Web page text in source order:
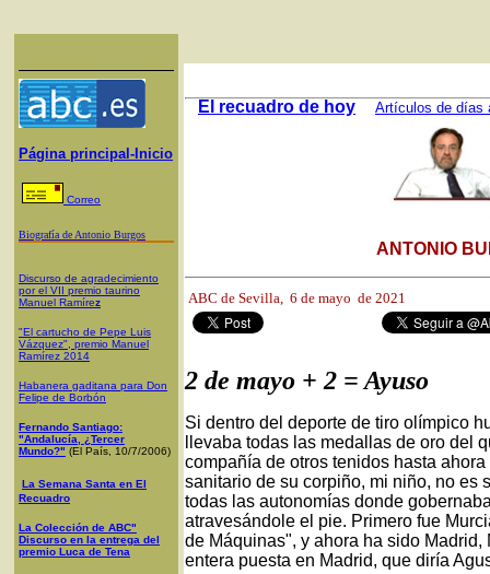
Página principal-Inicio
Correo
Biografía de Antonio Burgos
Discurso de agradecimiento
por el VII premio taurino
Manuel Ramírez
"El cartucho de Pepe Luis
Vázquez", premio Manuel
Ramírez 2014
Habanera gaditana para Don
Felipe de Borbón
Fernando Santiago:
"Andalucía, ¿Tercer
Mundo?" (El País, 10/7/2006)
La Semana Santa en El
Recuadro
La Colección de ABC"
Discurso en la entrega del
premio Luca de Tena
El recuadro de hoy Artículos de días
ANTONIO
ABC de Sevilla, 6 de mayo de 2021
2 de mayo + 2 = Ayuso
Si dentro del deporte de tiro olímpico
llevaba todas las medallas de oro del
compañía de otros tenidos hasta
sanitario de su corpiño, mi niño, no es
todas las autonomías donde
atravesándole el pie. Primero fue
de Máquinas", y ahora ha sido
entera puesta en Madrid, que diría